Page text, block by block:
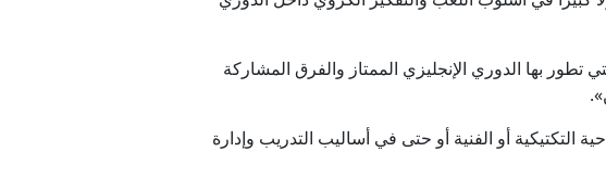
تطور بها الدوري الإنجليزي الممتاز والفرق المشاركة
التكتيكية أو الفنية أو حتى في أساليب التدريب وإدارة